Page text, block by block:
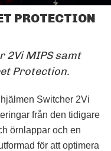
PROTECTION
2Vi MIPS samt
Protection.
Switcher 2Vi
från den tidigare
örnlappar och en
för att optimera